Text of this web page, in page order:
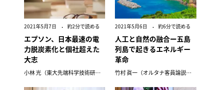
2021年5月7日 約2分で読める
エプソン、日本最速の電
力脱炭素化と個社超えた
大志
小林 光（東大先端科学技術研究センター研究顧問）
2021年5月6日 約6分で読める
人工と自然の融合ー五島
列島で起きるエネルギー
革命
竹村 眞一（オルタナ客員論説委員）